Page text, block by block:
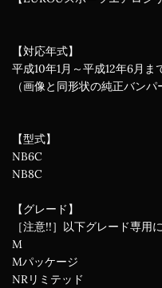
【対応年式】
平成10年1月～平成12年6月ま
（画像と同形状の純正バン
【型式】
NB6C
NB8C
【グレード】
［注意!!］以下グレード専用
M
Mパッケージ
NRリミテッド